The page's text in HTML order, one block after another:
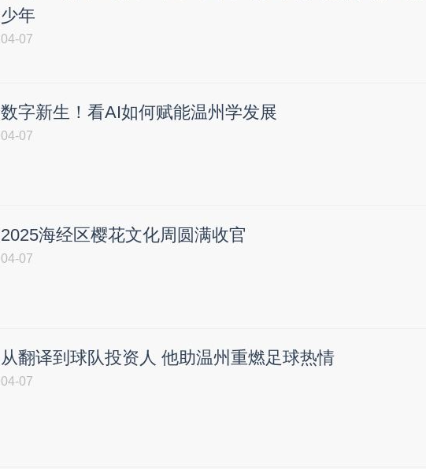
少年
04-07
数字新生！看AI如何赋能温州学发展
04-07
2025海经区樱花文化周圆满收官
04-07
从翻译到球队投资人 他助温州重燃足球热情
04-07